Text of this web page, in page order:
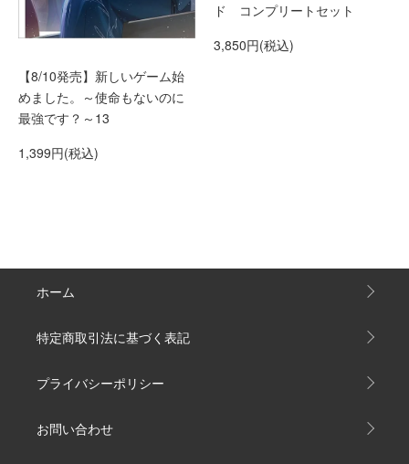
【8/10発売】新しいゲーム始
めました。～使命もないのに
最強です？～13
1,399円(税込)
ド コンプリートセット
3,850円(税込)
ホーム
特定商取引法に基づく表記
プライバシーポリシー
お問い合わせ